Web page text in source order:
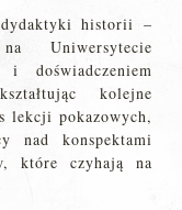
historii –
Uniwersytecie
doświadczeniem
kolejne
lekcji pokazowych,
nad konspektami
które czyhają na